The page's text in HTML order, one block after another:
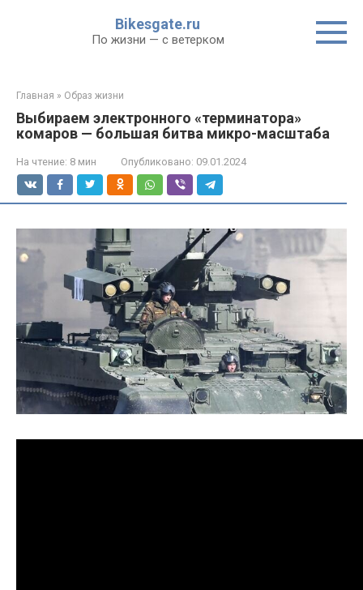
Bikesgate.ru
По жизни — с ветерком
Главная » Образ жизни
Выбираем электронного «терминатора»
комаров — большая битва микро-масштаба
На чтение: 8 мин Опубликовано: 09.01.2024